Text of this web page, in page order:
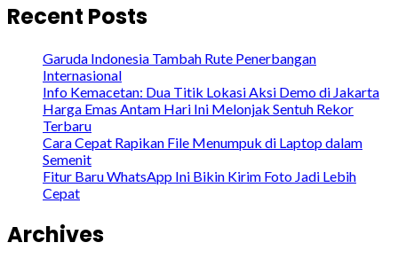
Recent Posts
Garuda Indonesia Tambah Rute Penerbangan
Internasional
Info Kemacetan: Dua Titik Lokasi Aksi Demo di Jakarta
Harga Emas Antam Hari Ini Melonjak Sentuh Rekor
Terbaru
Cara Cepat Rapikan File Menumpuk di Laptop dalam
Semenit
Fitur Baru WhatsApp Ini Bikin Kirim Foto Jadi Lebih
Cepat
Archives